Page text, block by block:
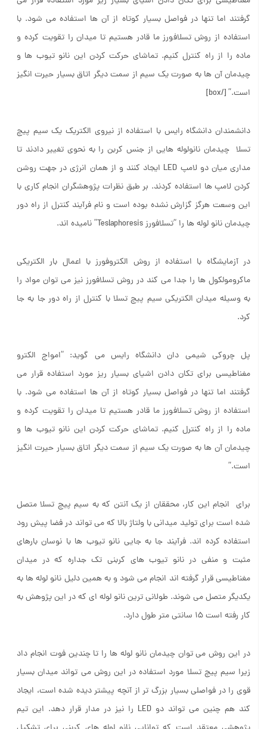
گرفتند اما تنها در فواصل بسیار کوتاه از آن ها استفاده می شود. با
استفاده از روش تسلافورز ما قادر هستیم تا میدان را تقویت کرده و
ماده را از راه کنترل کنیم. تماشای حرکت کردن این نانو تیوب ها و
چیدمان آن ها به صورت یک سیم از سمت دیگر اتاق بسیار حیرت انگیز
است.” [/box]
تسلا چیدمان نانولوله هایی از جنس کربن را به نحوی تغییر دادند تا
مداری میان دو لامپ LED ایجاد کنند و از همان انرژی در جهت روشن
کردن لامپ ها استفاده کردند. بر طبق نظرات پژوهشگران انجام کاری با
این وسعت هرگز گزارش نشده بوده است و نام فرآیند کنترل از راه دور
چیدمان نانو لوله ها را “تسلافورز Teslaphoresis” نامیده اند.
ماکرومولکول ها را جدا می کند در روش تسلافورز نیز می توان مواد را
به وسیله میدان الکتریکی سیم پیچ تسلا با کنترل از راه دور جا به جا
کرد.
مغناطیسی برای تکان دادن اشیای بسیار ریز مورد استفاده قرار می
گرفتند اما تنها در فواصل بسیار کوتاه از آن ها استفاده می شود. با
استفاده از روش تسلافورز ما قادر هستیم تا میدان را تقویت کرده و
ماده را از راه کنترل کنیم. تماشای حرکت کردن این نانو تیوب ها و
چیدمان آن ها به صورت یک سیم از سمت دیگر اتاق بسیار حیرت انگیز
است.”
شده است برای تولید میدانی با ولتاژ بالا که می تواند در فضا پیش رود
استفاده کرده اند. فرآیند جا به جایی نانو تیوب ها با نوسان بارهای
مثبت و منفی در نانو تیوب های کربنی تک جداره که در میدان
مغناطیسی قرار گرفته اند انجام می شود و به همین دلیل نانو لوله ها به
یکدیگر متصل می شوند. طولانی ترین نانو لوله ای که در این پژوهش به
کار رفته است ۱۵ سانتی متر طول دارد.
زیرا سیم پیچ تسلا مورد استفاده در این روش می تواند میدان بسیار
قوی را در فواصلی بسیار بزرگ تر از آنچه پیشتر دیده شده است، ایجاد
کند هم چنین می تواند دو LED را نیز در مدار قرار دهد. این تیم
پژوهشی معتقد است که توانایی نانو لوله های کربنی برای تشکیل